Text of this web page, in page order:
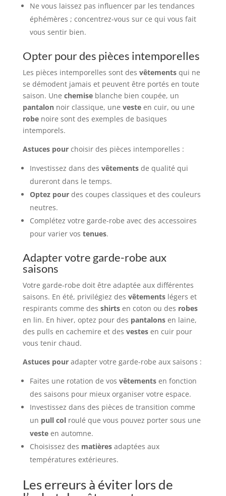
Ne vous laissez pas influencer par les tendances
éphémères ; concentrez-vous sur ce qui vous fait
vous sentir bien.
Opter pour des pièces intemporelles
Les pièces intemporelles sont des vêtementsqui ne
se démodent jamais et peuvent être portés en toute
saison. Une chemiseblanche bien coupée, un
pantalonnoir classique, une vesteen cuir, ou une
robenoire sont des exemples de basiques
intemporels.
Astuces pourchoisir des pièces intemporelles :
Investissez dans des vêtementsde qualité qui
dureront dans le temps.
Optez pourdes coupes classiques et des couleurs
neutres.
Complétez votre garde-robe avec des accessoires
pour varier vos tenues.
Adapter votre garde-robe aux
saisons
Votre garde-robe doit être adaptée aux différentes
saisons. En été, privilégiez des vêtementslégers et
respirants comme des shirtsen coton ou des robes
en lin. En hiver, optez pour des pantalonsen laine,
des pulls en cachemire et des vestesen cuir pour
vous tenir chaud.
Astuces pouradapter votre garde-robe aux saisons :
Faites une rotation de vos vêtementsen fonction
des saisons pour mieux organiser votre espace.
Investissez dans des pièces de transition comme
un pull colroulé que vous pouvez porter sous une
vesteen automne.
Choisissez des matièresadaptées aux
températures extérieures.
Les erreurs à éviter lors de